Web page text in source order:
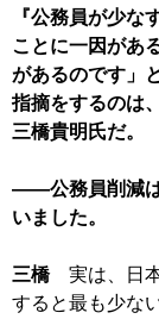
『公務員が少な
ことに一因があ
があるのです」
指摘をするのは
三橋貴明氏だ。
――公務員削減は
いました。
三橋実は、日本
すると最も少な